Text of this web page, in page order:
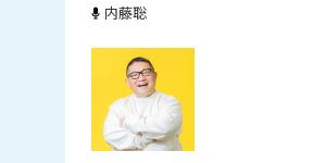
内藤聡